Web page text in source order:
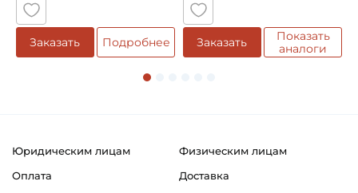
Заказать Подробнее Заказать
Показать
аналоги
Юридическим лицам
Физическим лицам
Оплата
Доставка